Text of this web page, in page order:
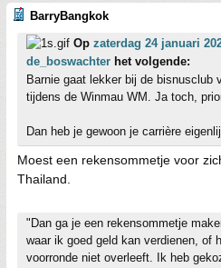
BarryBangkok
Op zaterdag 24 januari
de_boswachter het volgende:
Barnie gaat lekker bij de bisnusclub
tijdens de Winmau WM. Ja toch,
Dan heb je gewoon je carrière
Moest een rekensommetje voor
Thailand.
"Dan ga je een rekensommetje
waar ik goed geld kan verdienen, of
voorronde niet overleeft. Ik heb